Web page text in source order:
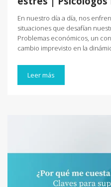
En nuestro día a día, nos
situaciones que desafían
Problemas económicos, un
cambio imprevisto en la
Leer más